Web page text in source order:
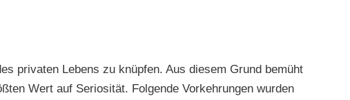
privaten Lebens zu knüpfen. Aus diesem Grund bemüht
Wert auf Seriosität. Folgende Vorkehrungen wurden